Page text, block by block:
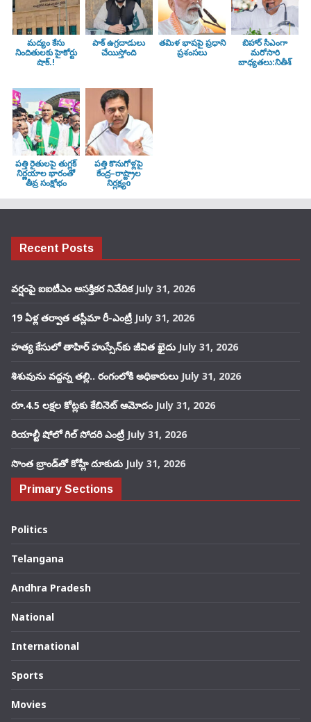
మద్యం కేసు
నిందితులకు హైకోర్టు
షాక్.!
పాక్ ఉగ్రదాడులు
చేయిస్తోంది
తమిళ భాషపై ప్రధాని
ప్రశంసలు
బిహార్ సీఎంగా
మరోసారి
బాధ్యతలు:నితీశ్
పత్తి రైతులపై తుగ్లక్‌
నిర్ణయాల భారంతో
తీవ్ర సంక్షోభం
పత్తి కొనుగోళ్లపై
కేంద్ర–రాష్ట్రాల
నిర్లక్ష్యo
Recent Posts
వర్షంపై ఐఐటీఎం ఆసక్తికర నివేదిక July 31, 2026
19 ఏళ్ల తర్వాత తస్లీమా రీ-ఎంట్రీ July 31, 2026
హత్య కేసులో తాహిర్ హుస్సేన్‌కు జీవిత ఖైదు July 31, 2026
శిశువును వద్దన్న తల్లి.. రంగంలోకి అధికారులు July 31, 2026
రూ.4.5 లక్షల కోట్లకు కేబినెట్ ఆమోదం July 31, 2026
రియాల్టీ షోలో గిల్ సోదరి ఎంట్రీ July 31, 2026
సొంత బ్రాండ్‌తో కోహ్లీ దూకుడు July 31, 2026
Primary Sections
Politics
Telangana
Andhra Pradesh
National
International
Sports
Movies